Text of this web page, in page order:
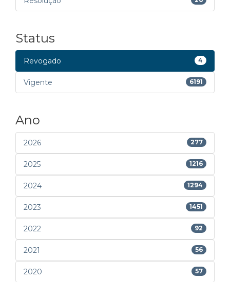
Status
Revogado 4
Vigente 6191
Ano
2026 277
2025 1216
2024 1294
2023 1451
2022 92
2021 56
2020 57